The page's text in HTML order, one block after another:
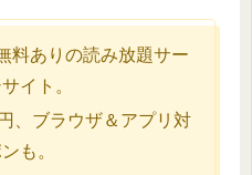
料ありの読み放題サー
イト。
、ブラウザ＆アプリ対
も。